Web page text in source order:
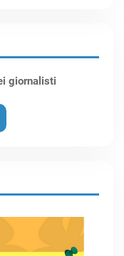
giornalisti